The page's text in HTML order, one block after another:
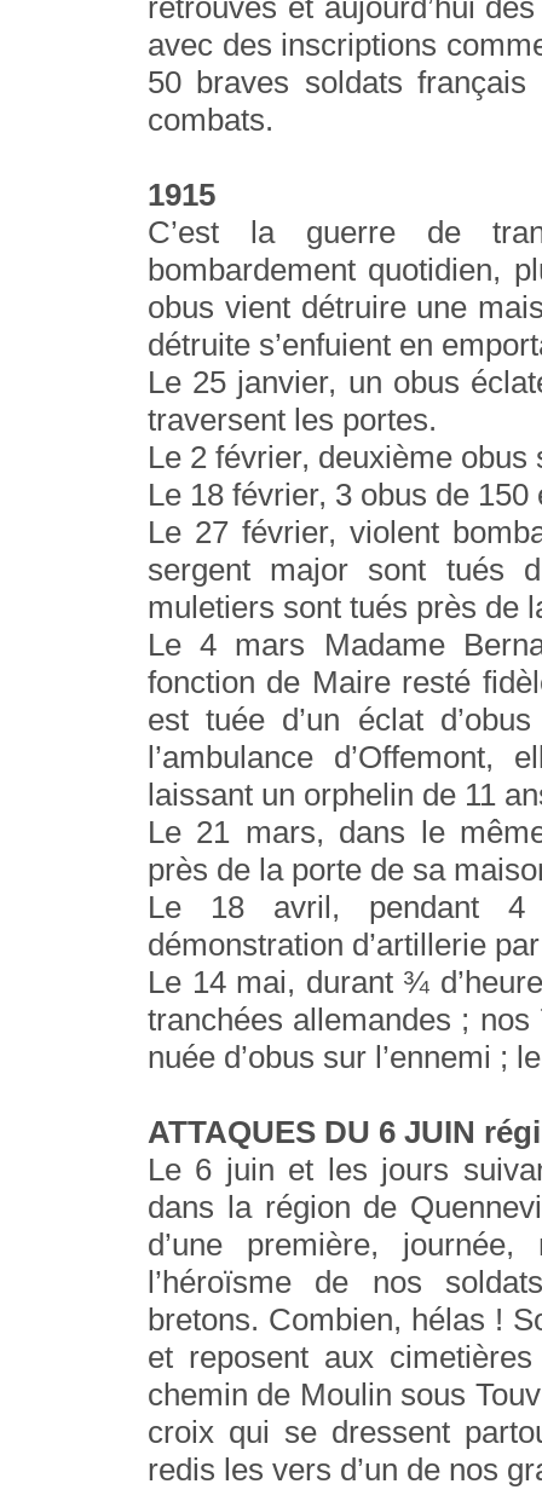
retrouvés et aujourd’hui
avec des inscriptions
50 braves soldats
combats.
1915
C’est la guerre de
bombardement quotidien,
obus vient détruire une
détruite s’enfuient en
Le 25 janvier, un obus
traversent les portes.
Le 2 février, deuxième obus
Le 18 février, 3 obus de
Le 27 février, violent
sergent major sont tués
muletiers sont tués près de
Le 4 mars Madame
fonction de Maire resté
est tuée d’un éclat
l’ambulance d’Offemont,
laissant un orphelin de 11
Le 21 mars, dans le
près de la porte de sa
Le 18 avril, pendant 4
démonstration d’artillerie
Le 14 mai, durant ¾
tranchées allemandes ; nos
nuée d’obus sur l’ennemi ;
ATTAQUES DU 6 JUIN
Le 6 juin et les jours
dans la région de
d’une première,
l’héroïsme de nos
bretons. Combien, hélas !
et reposent aux
chemin de Moulin sous
croix qui se dressent
redis les vers d’un de nos